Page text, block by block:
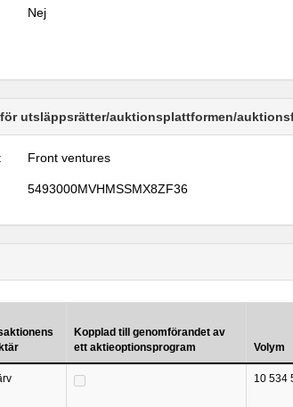
Nej
utsläppsrätter/auktionsplattformen/
Front ventures
5493000MVHMSSMX8ZF36
Kopplad till genomförandet av
ett aktieoptionsprogram
Volym
10 534